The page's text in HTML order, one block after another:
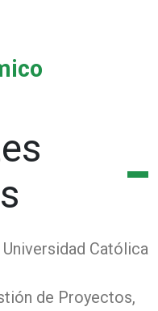
Católica
de Proyectos,